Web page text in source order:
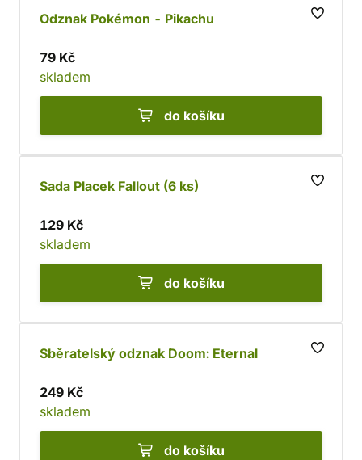
Odznak Pokémon - Pikachu
79 Kč
skladem
do košíku
Sada Placek Fallout (6 ks)
129 Kč
skladem
do košíku
Sběratelský odznak Doom: Eternal
249 Kč
skladem
do košíku